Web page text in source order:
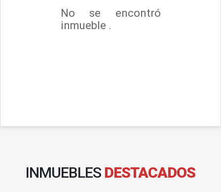
No se encontró
inmueble .
INMUEBLES DESTACADOS